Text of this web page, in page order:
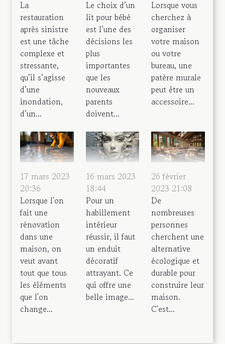
La
restauration
après sinistre
est une tâche
complexe et
stressante,
qu’il s’agisse
d’une
inondation,
d’un...
Le choix d’un
lit pour bébé
est l’une des
décisions les
plus
importantes
que les
nouveaux
parents
doivent...
Lorsque vous
cherchez à
organiser
votre maison
ou votre
bureau, une
patère murale
peut être un
accessoire...
17 mars 2023
20:36
Lorsque l'on
fait une
rénovation
dans une
maison, on
veut avant
tout que tous
les éléments
que l'on
change...
16 mars 2023
18:44
Pour un
habillement
intérieur
réussir, il faut
un enduit
décoratif
attrayant. Ce
qui offre une
belle image...
26 février
2023 21:08
De
nombreuses
personnes
cherchent une
alternative
écologique et
durable pour
construire leur
maison.
C'est...